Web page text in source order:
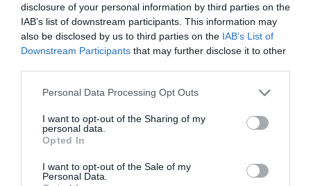
disclosure of your personal information by third parties on the
IAB’s list of downstream participants. This information may
also be disclosed by us to third parties on the IAB’s List of
Downstream Participants that may further disclose it to other
Personal Data Processing Opt Outs
I want to opt-out of the Sharing of my
personal data.
Opted In
I want to opt-out of the Sale of my
Personal Data.
Voltaire a commenté :
8 juin 2026 - 8 h 19 min
les prisonniers politiques civiles ont été jugés par des juges
militaires algériens d’après ce journal bien informé, les juges
civiles de tunisie ont peur de faire la même erreur que sous
tunisienne-est-sous-tutelle-de-lalgerie.html